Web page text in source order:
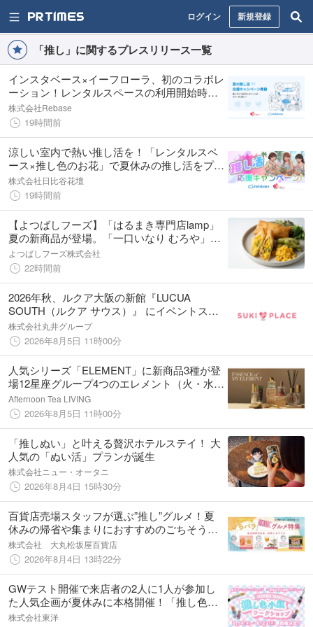
ログイン 新規登録
「推し」に関するプレスリリース一覧
インスタベース×イーフローラ、初のコラボレ
ーション！レンタルスペースの利用開始時間
に、推しカラーのお花が届く「夏の推し活応
援キャンペーン」を開催
株式会社Rebase
19時間前
涼しい室内で熱い推し活を！「レンタルスペ
ース×推し色のお花」で夏休みの推し活をプロ
デュース。『夏の推し活応援キャンペーン』
イーフローラとインスタベースが初開催。
株式会社日比谷花壇
19時間前
【よつばしフーズ】「はるまき専門店lamp」
夏の新商品が登場。「一口いなり むろや」総
選挙やお盆限定企画も開催
よつばしフーズ株式会社
22時間前
2026年秋、ルクア大阪の新館『LUCUA
SOUTH（ルクア サウス）』 にイベントスペ
ース『SUKI PLACE』をOPEN！
株式会社丸井グループ
2026年8月5日 11時00分
人気シリーズ「ELEMENT」に新商品3種が登
場12星座グループ4つのエレメント（火・水・
風・地）から着想
Afternoon Tea LIVING
2026年8月5日 11時00分
「推しぬい」と叶える贅沢ホテルステイ！ 大
人気の「ぬい活」プランが誕生
株式会社ニュー・オータニ
2026年8月4日 15時30分
百貨店売場スタッフが選ぶ”推し”グルメ！夏
休みの帰省や集まりにおすすめのごちそう特
集＆「＃松坂屋静岡店の思い出」キャンペー
ン開催
株式会社 大丸松坂屋百貨店
2026年8月4日 13時22分
GWテスト開催で来店者の2人に1人が参加し
た人気企画が夏休みに本格開催！「推し色」
を天然石で作る体験型イベント『東洋ルース
株式会社東洋